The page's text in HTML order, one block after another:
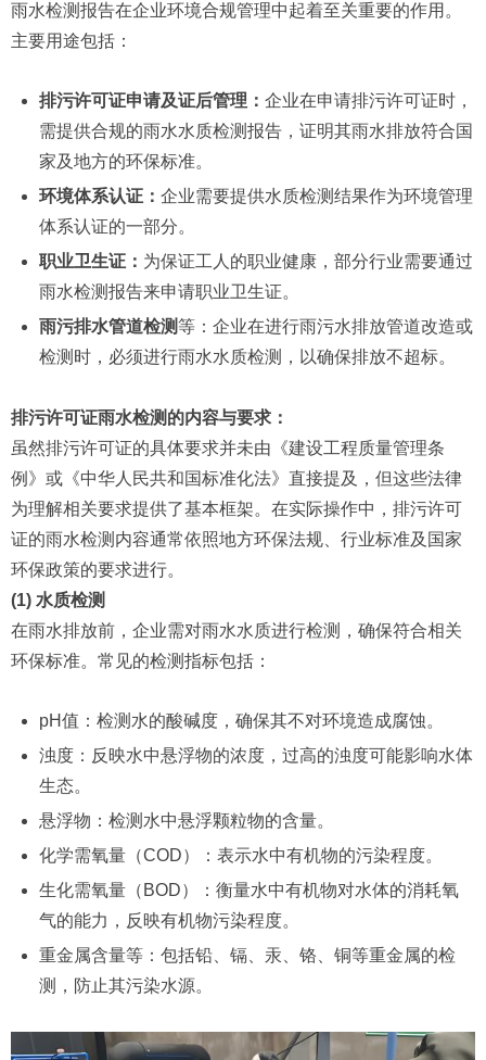
雨水检测报告在企业环境合规管理中起着至关重要的作用。
主要用途包括：
排污许可证申请及证后管理： 企业在申请排污许可证时，
需提供合规的雨水水质检测报告，证明其雨水排放符合国
家及地方的环保标准。
环境体系认证： 企业需要提供水质检测结果作为环境管理
体系认证的一部分。
职业卫生证： 为保证工人的职业健康，部分行业需要通过
雨水检测报告来申请职业卫生证。
雨污排水管道检测等：企业在进行雨污水排放管道改造或
检测时，必须进行雨水水质检测，以确保排放不超标。
排污许可证雨水检测的内容与要求：
虽然排污许可证的具体要求并未由《建设工程质量管理条
例》或《中华人民共和国标准化法》直接提及，但这些法律
为理解相关要求提供了基本框架。在实际操作中，排污许可
证的雨水检测内容通常依照地方环保法规、行业标准及国家
环保政策的要求进行。
(1) 水质检测
在雨水排放前，企业需对雨水水质进行检测，确保符合相关
环保标准。常见的检测指标包括：
pH值：检测水的酸碱度，确保其不对环境造成腐蚀。
浊度：反映水中悬浮物的浓度，过高的浊度可能影响水体
生态。
悬浮物：检测水中悬浮颗粒物的含量。
化学需氧量（COD）：表示水中有机物的污染程度。
生化需氧量（BOD）：衡量水中有机物对水体的消耗氧
气的能力，反映有机物污染程度。
重金属含量等：包括铅、镉、汞、铬、铜等重金属的检
测，防止其污染水源。